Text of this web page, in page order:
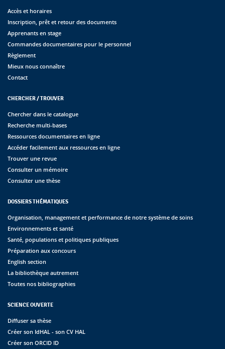
Accès et horaires
Inscription, prêt et retour des documents
Apprenants en stage
Commandes documentaires pour le personnel
Règlement
Mieux nous connaître
Contact
CHERCHER / TROUVER
Chercher dans le catalogue
Recherche multi-bases
Ressources documentaires en ligne
Accéder facilement aux ressources en ligne
Trouver une revue
Consulter un mémoire
Consulter une thèse
DOSSIERS THÉMATIQUES
Organisation, management et performance de notre système de soins
Environnements et santé
Santé, populations et politiques publiques
Préparation aux concours
English section
La bibliothèque autrement
Toutes nos bibliographies
SCIENCE OUVERTE
Diffuser sa thèse
Créer son IdHAL - son CV HAL
Créer son ORCID ID